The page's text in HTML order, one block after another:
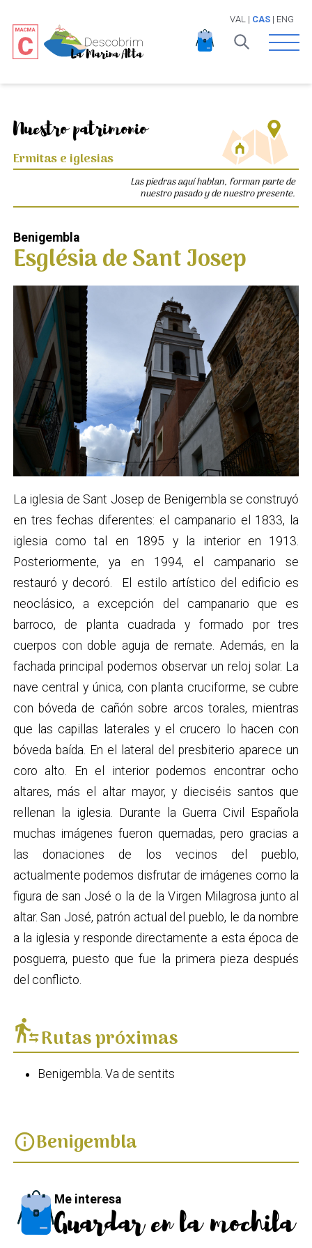
VAL | CAS| ENG
Open
Nuestro patrimonio
Ermitas e iglesias
Las piedras aquí hablan, forman parte de
nuestro pasado y de nuestro presente.
Benigembla
Església de Sant Josep
La iglesia de Sant Josep de Benigembla se construyó
en tres fechas diferentes: el campanario el 1833, la
iglesia como tal en 1895 y la interior en 1913.
Posteriormente, ya en 1994, el campanario se
restauró y decoró. ​ El estilo artístico del edificio es
neoclásico, a excepción del campanario que es
barroco, de planta cuadrada y formado por tres
cuerpos con doble aguja de remate. Además, en la
fachada principal podemos observar un reloj solar. La
nave central y única, con planta cruciforme, se cubre
con bóveda de cañón sobre arcos torales, mientras
que las capillas laterales y el crucero lo hacen con
bóveda baída. En el lateral del presbiterio aparece un
coro alto. En el interior podemos encontrar ocho
altares, más el altar mayor, y dieciséis santos que
rellenan la iglesia. Durante la Guerra Civil Española
muchas imágenes fueron quemadas, pero gracias a
las donaciones de los vecinos del pueblo,
actualmente podemos disfrutar de imágenes como la
figura de san José o la de la Virgen Milagrosa junto al
altar. San José, patrón actual del pueblo, le da nombre
a la iglesia y responde directamente a esta época de
posguerra, puesto que fue la primera pieza después
del conflicto.
transfer_within_a_stationRutas próximas
Benigembla. Va de sentits
infoBenigembla
Me interesa
Guardar en la mochila